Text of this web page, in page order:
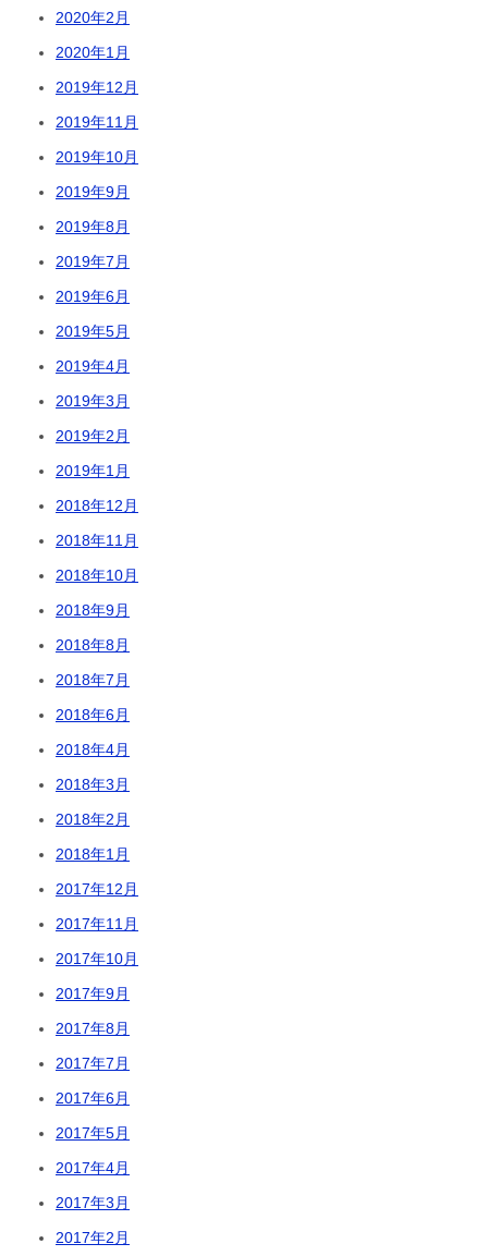
2020年2月
2020年1月
2019年12月
2019年11月
2019年10月
2019年9月
2019年8月
2019年7月
2019年6月
2019年5月
2019年4月
2019年3月
2019年2月
2019年1月
2018年12月
2018年11月
2018年10月
2018年9月
2018年8月
2018年7月
2018年6月
2018年4月
2018年3月
2018年2月
2018年1月
2017年12月
2017年11月
2017年10月
2017年9月
2017年8月
2017年7月
2017年6月
2017年5月
2017年4月
2017年3月
2017年2月